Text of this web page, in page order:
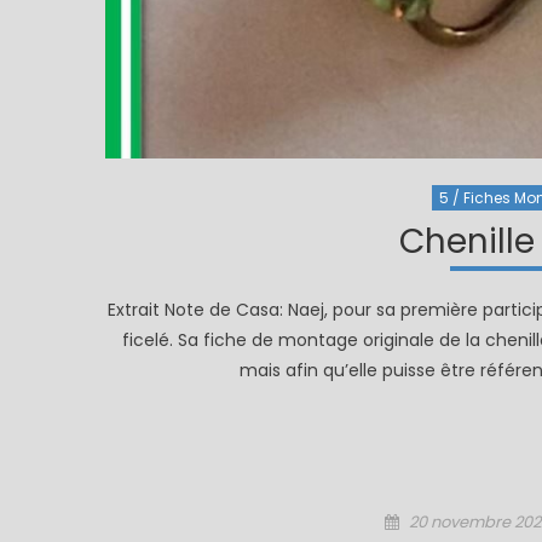
5 / Fiches
Extrait Note de Casa: Naej, pour sa première
ficelé. Sa fiche de montage originale de la
mais afin qu’elle puisse être
Posted
20 novembre